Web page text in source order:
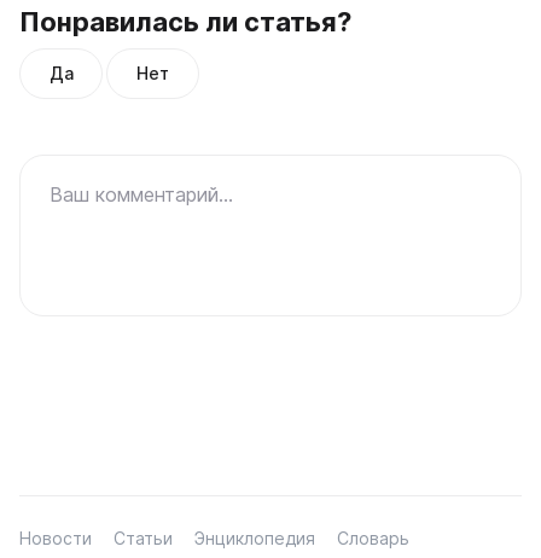
Понравилась ли статья?
Да Нет
Ваш комментарий...
Новости Статьи Энциклопедия
Словарь